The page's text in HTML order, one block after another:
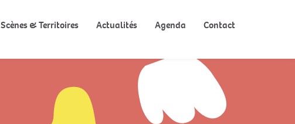
Scènes & Territoires Actualités Agenda Contact